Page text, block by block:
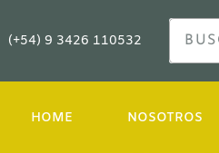
(+54) 9 3426 110532
HOME NOSOTROS